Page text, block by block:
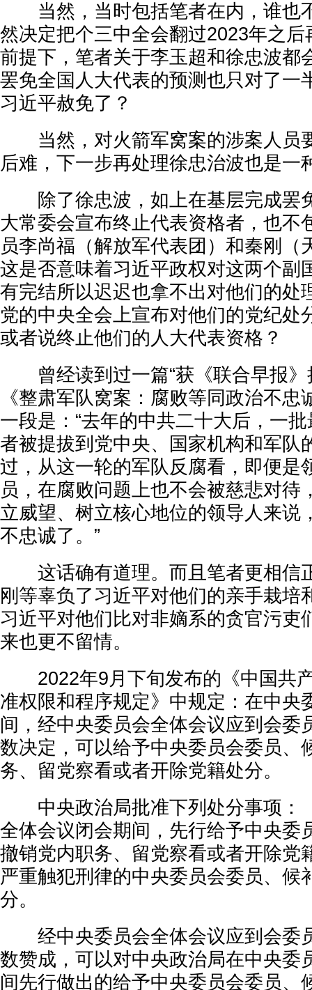
当然，当时包括笔者在内，谁也
然决定把个三中全会翻过2023年之
前提下，笔者关于李玉超和徐忠波都
罢免全国人大代表的预测也只对了一
习近平赦免了？
当然，对火箭军窝案的涉案人员
后难，下一步再处理徐忠治波也是一
除了徐忠波，如上在基层完成罢
大常委会宣布终止代表资格者，也不
员李尚福（解放军代表团）和秦刚（
这是否意味着习近平政权对这两个副
有完结所以迟迟也拿不出对他们的处
党的中央全会上宣布对他们的党纪处
或者说终止他们的人大代表资格？
曾经读到过一篇“获《联合早报》
《整肃军队窝案：腐败等同政治不忠
一段是：“去年的中共二十大后，一
者被提拔到党中央、国家机构和军队
过，从这一轮的军队反腐看，即便是
员，在腐败问题上也不会被慈悲对待
立威望、树立核心地位的领导人来说
不忠诚了。”
这话确有道理。而且笔者更相信
刚等辜负了习近平对他们的亲手栽培
习近平对他们比对非嫡系的贪官污吏
来也更不留情。
2022年9月下旬发布的《中国共
准权限和程序规定》中规定：在中央
间，经中央委员会全体会议应到会委
数决定，可以给予中央委员会委员、
务、留党察看或者开除党籍处分。
中央政治局批准下列处分事项：
全体会议闭会期间，先行给予中央委
撤销党内职务、留党察看或者开除党
严重触犯刑律的中央委员会委员、候
分。
经中央委员会全体会议应到会委
数赞成，可以对中央政治局在中央委
间先行做出的给予中央委员会委员、